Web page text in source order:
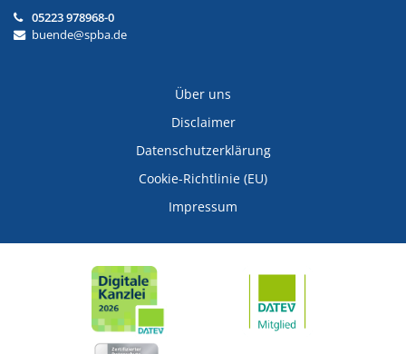
05223 978968-0
buende@spba.de
Über uns
Disclaimer
Datenschutzerklärung
Cookie-Richtlinie (EU)
Impressum